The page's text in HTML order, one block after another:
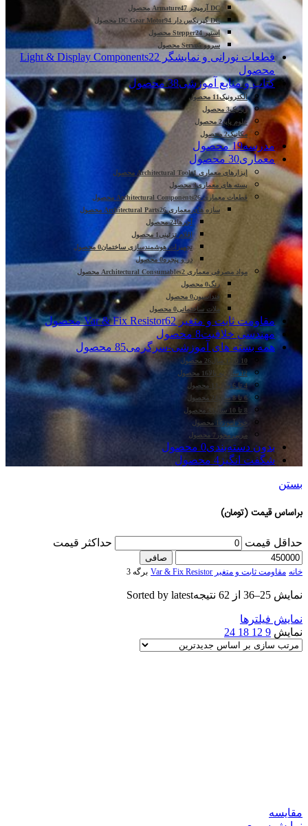
DC آرمیچر Armature
47 محصول
DC گیربکس دار DC Gear Motor
94 محصول
استپر Stepper24 محصول
سروو Servo5 محصول
قطعات نورانی و نمایشگر Light & Display Components 22
محصول
کتاب و منابع آموزشی38 محصول
الکترونیک11 محصول
رباتیک3 محصول
علوم پایه2 محصول
مکانیک2 محصول
مدرسه19 محصول
معماری30 محصول
ابزارهای معماری Architectural Tools1 محصول
بسته های معماری3 محصول
قطعات معماری Architectural Components26 محصول
سازه های معماری Architectural Parts26 محصول
آجرها24 محصول
اقلام تزئینی1 محصول
تجهیزات هوشمندسازی ساختمان0 محصول
در و پنجره0 محصول
مواد مصرفی معماری Architectural Consumables 2 محصول
رنگ0 محصول
فنداسیون0 محصول
ملات ساختمانی0 محصول
مقاومت ثابت و متغیر Var & Fix Resistor62 محصول
مهندسی خلاقیت8 محصول
همه بسته های آموزشی-سرگرمی85 محصول
10 تا 12 سال
26 محصول
12 سال به بالا
16 محصول
4 تا 6 سال
13 محصول
6 تا 8 سال
24 محصول
8 تا 10 سال
خود آموز15 محصول
مربی محور 7 محصول
بدون دسته‌بندی0 محصول
شگفت انگیز 4 محصول
بستن
براساس قیمت (تومان)
حداقل قیمت حداكثر قيمت
صافی
خانه مقاومت ثابت و متغیر Var & Fix Resistor برگه 3
نمایش 25–36 از 62 نتیجه Sorted by latest
نمایش فیلترها
نمایش 9
12
18
24
مقایسه